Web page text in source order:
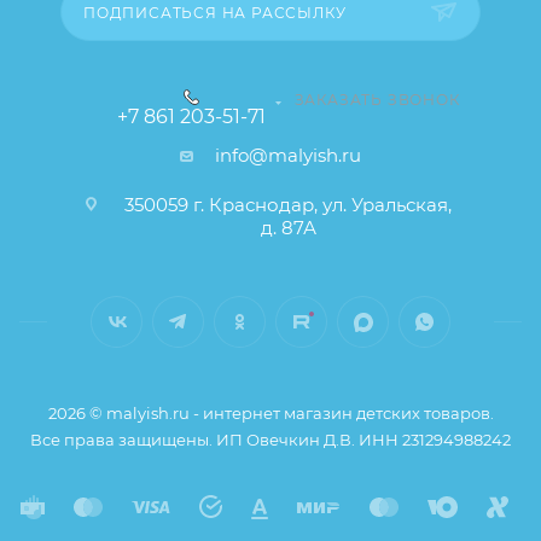
ПОДПИСАТЬСЯ НА РАССЫЛКУ
+7 861 203-51-71
ЗАКАЗАТЬ ЗВОНОК
info@malyish.ru
350059 г. Краснодар, ул. Уральская,
д. 87А
2026 © malyish.ru - интернет магазин детских товаров.
Все права защищены. ИП Овечкин Д.В. ИНН 231294988242